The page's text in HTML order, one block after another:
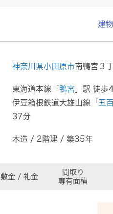
建
神奈川県小田原市南鴨宮３
東海道本線「 鴨宮 」駅 徒歩
伊豆箱根鉄道大雄山線「 五
37分
木造 / 2階建 / 築35年
敷金 / 礼金
間取り
専有面積